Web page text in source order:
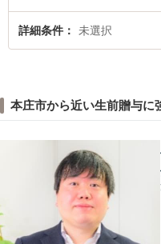
詳細条件 未選択
本庄市から近い生前贈与に